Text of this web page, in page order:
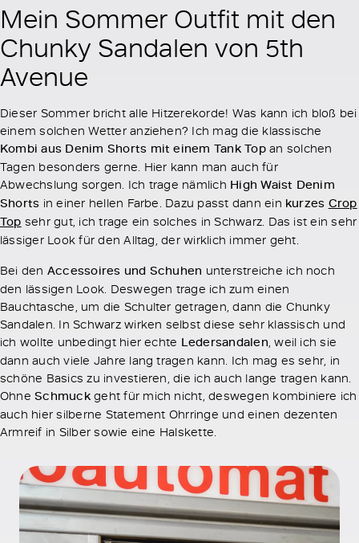
Mein Sommer Outfit mit den
Chunky Sandalen von 5th
Avenue
Dieser Sommer bricht alle Hitzerekorde! Was kann ich bloß bei
einem solchen Wetter anziehen? Ich mag die klassische
Kombi aus Denim Shorts mit einem Tank Topan solchen
Tagen besonders gerne. Hier kann man auch für
Abwechslung sorgen. Ich trage nämlich High Waist Denim
Shorts in einer hellen Farbe. Dazu passt dann ein kurzes Crop
Top sehr gut, ich trage ein solches in Schwarz. Das ist ein sehr
lässiger Look für den Alltag, der wirklich immer geht.
Bei den Accessoires und Schuhen unterstreiche ich noch
den lässigen Look. Deswegen trage ich zum einen
Bauchtasche, um die Schulter getragen, dann die Chunky
Sandalen. In Schwarz wirken selbst diese sehr klassisch und
ich wollte unbedingt hier echte Ledersandalen, weil ich sie
dann auch viele Jahre lang tragen kann. Ich mag es sehr, in
schöne Basics zu investieren, die ich auch lange tragen kann.
OhneSchmuckgeht für mich nicht, deswegen kombiniere ich
auch hier silberne Statement Ohrringe und einen dezenten
Armreif in Silber sowie eine Halskette.